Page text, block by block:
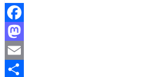
Facebook
Mastodon
Email